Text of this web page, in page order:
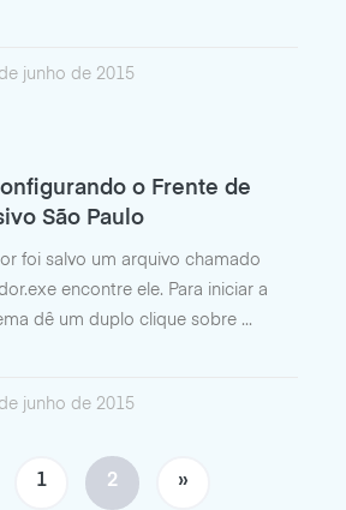
junho de 2015
o Frente de
São Paulo
foi salvo um arquivo chamado
encontre ele. Para iniciar a
dê um duplo clique sobre
junho de 2015
1 2 »